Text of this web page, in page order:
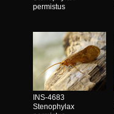
permistus
INS-4683
Stenophylax